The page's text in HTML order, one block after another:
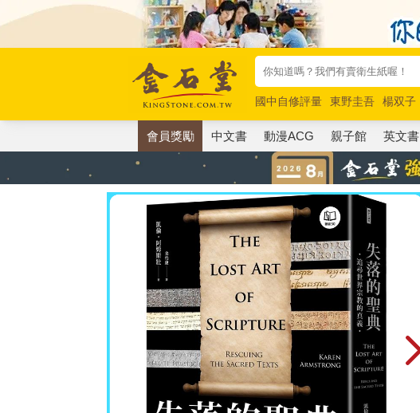
國中自修評量 東野圭吾 楊双子
唯紅花綻放
奧德賽 路邊攤新作
會員獎勵 中文書 動漫ACG 親子館 英文書